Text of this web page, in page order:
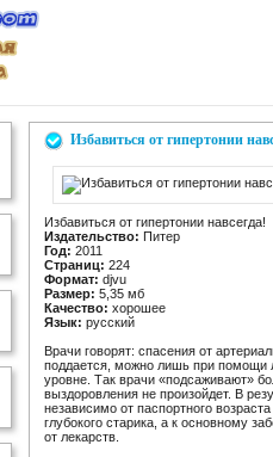
Избавиться от гипертонии
Избавиться от гипертонии навсегда!
Издательство: Питер
Год: 2011
Страниц: 224
Формат: djvu
Размер: 5,35 мб
Качество: хорошее
Язык: русский
Врачи говорят: спасения от
поддается, можно лишь при помощи
уровне. Так врачи «подсаживают»
выздоровления не произойдет. В
независимо от паспортного
глубокого старика, а к основному
от лекарств.